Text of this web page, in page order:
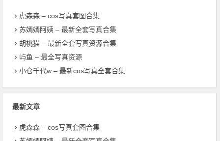
虎森森 – cos写真套图合集
苏嫣嫣阿姨 – 最新全套写真合集
胡桃猫 – 最新全套写真资源合集
屿鱼 – 最全写真资源
小仓千代w – 最新cos写真全套合集
最新文章
虎森森 – cos写真套图合集